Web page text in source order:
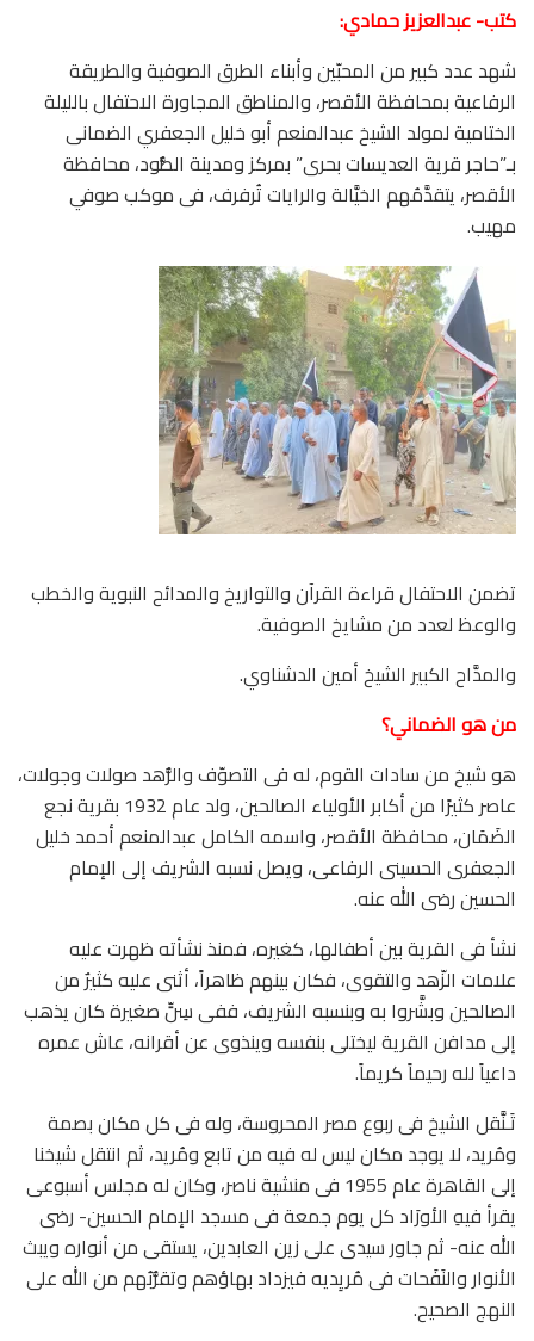
كتب- عبدالعزيز حمادي:
شهد عدد كبير من المحبّين وأبناء الطرق الصوفية والطريقة
الرفاعية بمحافظة الأقصر، والمناطق المجاورة الاحتفال بالليلة
الختامية لمولد الشيخ عبدالمنعم أبو خليل الجعفري الضمانى
بـ”حاجر قرية العديسات بحرى” بمركز ومدينة الطُّود، محافظة
الأقصر، يتقدَّمُهم الخيَّالة والرايات تُرفرف، فى موكب صوفي
مهيب.
تضمن الاحتفال قراءة القرآن والتواريخ والمدائح النبوية والخطب
والوعظ لعدد من مشايخ الصوفية.
والمدَّاح الكبير الشيخ أمين الدشناوي.
من هو الضماني؟
هو شيخ من سادات القوم، له فى التصوّف والزُّهد صولات وجولات،
عاصر كثيرًا من أكابر الأولياء الصالحين، ولد عام 1932 بقرية نجع
الضَمَان، محافظة الأقصر، واسمه الكامل عبدالمنعم أحمد خليل
الجعفرى الحسينى الرفاعى، ويصل نسبه الشريف إلى الإمام
الحسين رضى الله عنه.
نشأ فى القرية بين أطفالها، كغيره، فمنذ نشأته ظهرت عليه
علامات الزّهد والتقوى، فكان بينهم ظاهراً، أثنى عليه كثيرٌ من
الصالحين وبشَّروا به وبنسبه الشريف، ففى سِنٍّ صغيرة كان يذهب
إلى مدافن القرية ليختلى بنفسه وينذوى عن أقرانه، عاش عمره
داعياً لله رحيماً كريماً.
تَـنَّقل الشيخ فى ربوع مصر المحروسة، وله فى كل مكان بصمة
ومُريد، لا يوجد مكان ليس له فيه من تابع ومُريد، ثم انتقل شيخنا
إلى القاهرة عام 1955 فى منشية ناصر، وكان له مجلس أسبوعى
يقرأ فيهِ الأورَاد كل يوم جمعة فى مسجد الإمام الحسين- رضى
الله عنه- ثم جاور سيدى على زين العابدين، يستقى من أنواره ويبث
الأنوار والنَفَحات فى مُريِديه فيزداد بهاؤهم وتقرُّبُهم من الله على
النهج الصحيح.